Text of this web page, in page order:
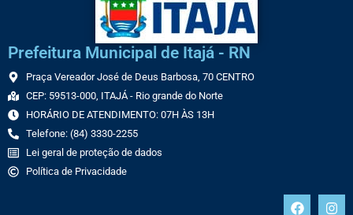
Prefeitura Municipal de Itajá - RN
Praça Vereador José de Deus Barbosa, 70 CENTRO
CEP: 59513-000, ITAJÁ - Rio grande do Norte
HORÁRIO DE ATENDIMENTO: 07H ÀS 13H
Telefone: (84) 3330-2255
Lei geral de proteção de dados
Política de Privacidade